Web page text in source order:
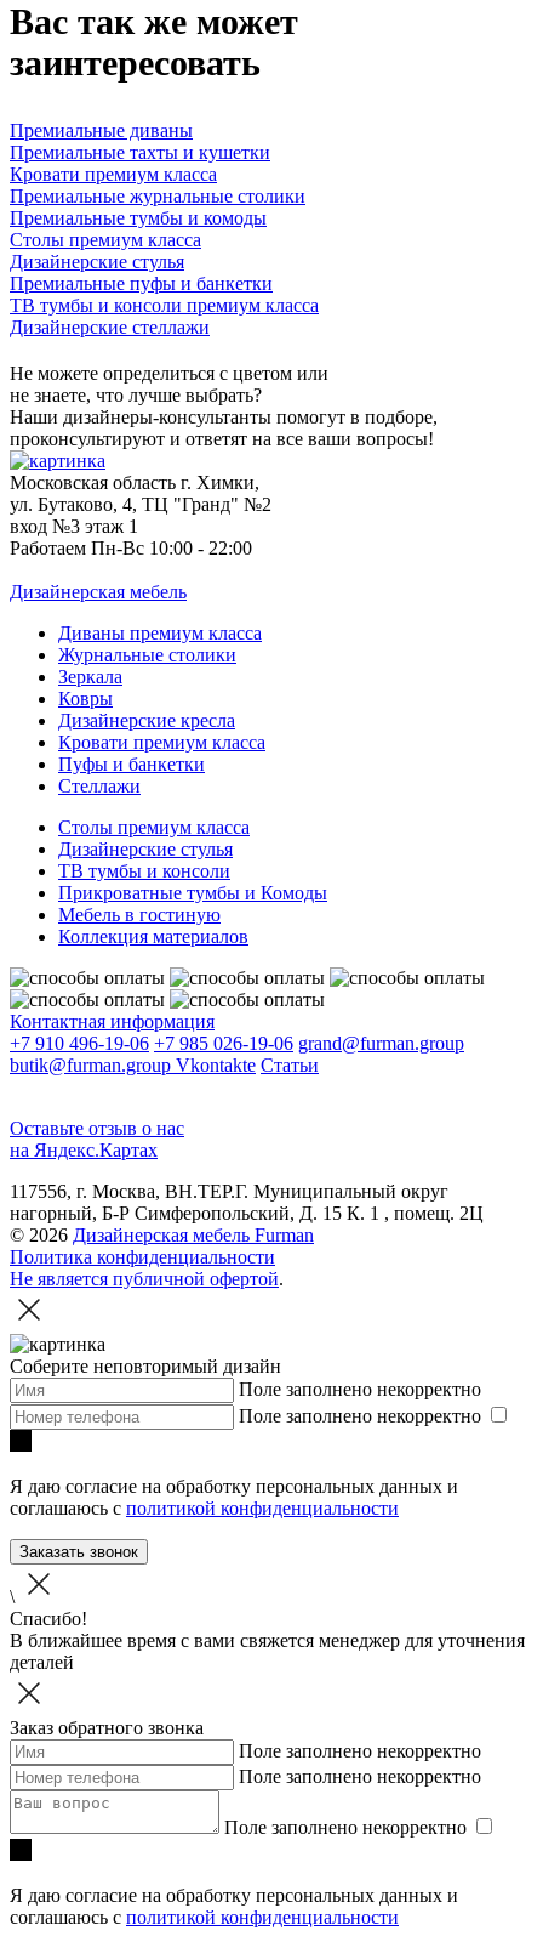
Вас так же может
заинтересовать
Премиальные диваны
Премиальные тахты и кушетки
Кровати премиум класса
Премиальные журнальные столики
Премиальные тумбы и комоды
Столы премиум класса
Дизайнерские стулья
Премиальные пуфы и банкетки
ТВ тумбы и консоли премиум класса
Дизайнерские стеллажи
Не можете определиться с цветом или
не знаете, что лучше выбрать?
Наши дизайнеры-консультанты помогут в подборе,
проконсультируют и ответят на все ваши вопросы!
Московская область г. Химки,
ул. Бутаково, 4, ТЦ "Гранд" №2
вход №3 этаж 1
Работаем Пн-Вс 10:00 - 22:00
Дизайнерская мебель
Диваны премиум класса
Журнальные столики
Зеркала
Ковры
Дизайнерские кресла
Кровати премиум класса
Пуфы и банкетки
Стеллажи
Столы премиум класса
Дизайнерские стулья
ТВ тумбы и консоли
Прикроватные тумбы и Комоды
Мебель в гостиную
Коллекция материалов
Контактная информация
+7 910 496-19-06 +7 985 026-19-06 grand@furman.group
butik@furman.group Vkontakte Статьи
Оставьте отзыв о нас
на Яндекс.Картах
117556, г. Москва, ВН.ТЕР.Г. Муниципальный округ
нагорный, Б-Р Симферопольский, Д. 15 К. 1 , помещ. 2Ц
© 2026 Дизайнерская мебель Furman
Политика конфиденциальности
Не является публичной офертой.
Соберите неповторимый дизайн
Поле заполнено некорректно
Поле заполнено некорректно
Я даю согласие на обработку персональных данных и
соглашаюсь с политикой конфиденциальности
Заказать звонок
\
Спасибо!
В ближайшее время с вами свяжется менеджер для уточнения
деталей
Заказ обратного звонка
Поле заполнено некорректно
Поле заполнено некорректно
Поле заполнено некорректно
Я даю согласие на обработку персональных данных и
соглашаюсь с политикой конфиденциальности